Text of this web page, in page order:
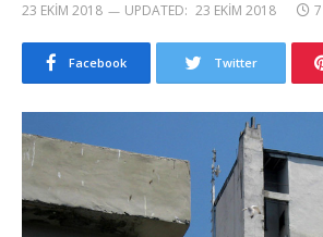
23 EKIM 2018 UPDATED: 23 EKIM 2018
Facebook Twitter